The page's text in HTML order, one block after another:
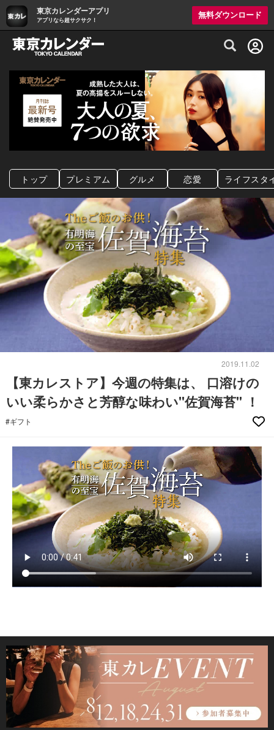
東京カレンダーアプリ
アプリなら超サクサク！
無料ダウンロード
グルメ情報・プレミアムレストラン予約
トップ プレミアム グルメ 恋愛 ライフスタ
2019.11.02
【東カレストア】今週の特集は、 口溶けの
いい柔らかさと芳醇な味わい"佐賀海苔" ！
#ギフト